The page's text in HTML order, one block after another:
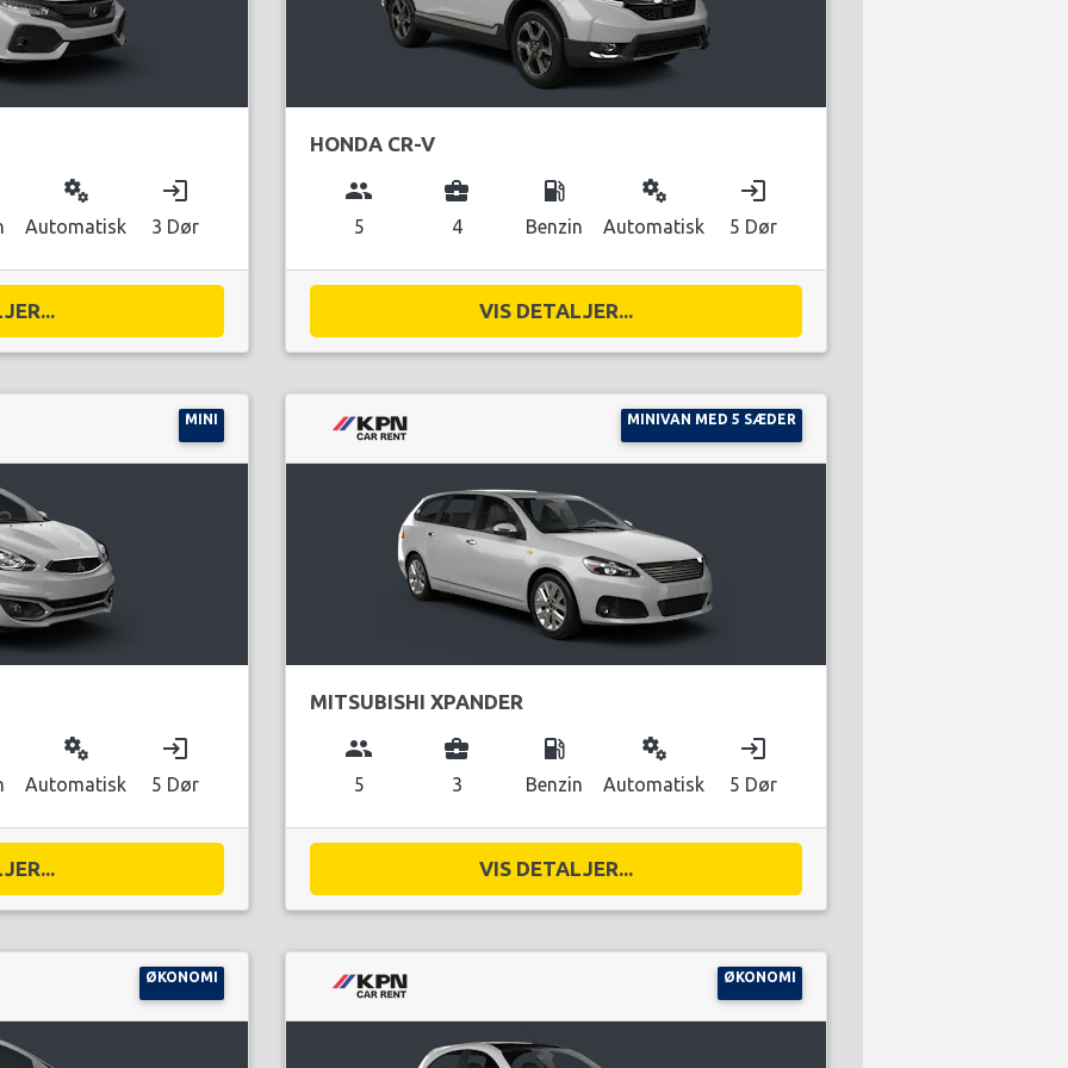
miscellaneous_services
Automatisk
login
3 Dør
HONDA CR-V
group
5
business_center
4
local_gas_station
Benzin
miscellaneous_services
Automatisk
login
5 Dør
VIS DETALJER...
MINI
miscellaneous_services
Automatisk
login
5 Dør
MINIVAN MED 5 SÆDER
MITSUBISHI XPANDER
group
5
business_center
3
local_gas_station
Benzin
miscellaneous_services
Automatisk
login
5 Dør
VIS DETALJER...
ØKONOMI ØKONOMI